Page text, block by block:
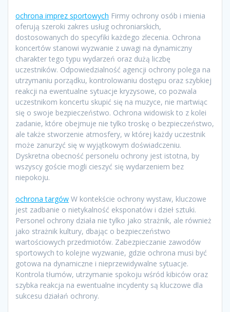
ochrona imprez sportowych Firmy ochrony osób i mienia
oferują szeroki zakres usług ochroniarskich,
dostosowanych do specyfiki każdego zlecenia. Ochrona
koncertów stanowi wyzwanie z uwagi na dynamiczny
charakter tego typu wydarzeń oraz dużą liczbę
uczestników. Odpowiedzialność agencji ochrony polega na
utrzymaniu porządku, kontrolowaniu dostępu oraz szybkiej
reakcji na ewentualne sytuacje kryzysowe, co pozwala
uczestnikom koncertu skupić się na muzyce, nie martwiąc
się o swoje bezpieczeństwo. Ochrona widowisk to z kolei
zadanie, które obejmuje nie tylko troskę o bezpieczeństwo,
ale także stworzenie atmosfery, w której każdy uczestnik
może zanurzyć się w wyjątkowym doświadczeniu.
Dyskretna obecność personelu ochrony jest istotna, by
wszyscy goście mogli cieszyć się wydarzeniem bez
niepokoju.
ochrona targów W kontekście ochrony wystaw, kluczowe
jest zadbanie o nietykalność eksponatów i dzieł sztuki.
Personel ochrony działa nie tylko jako strażnik, ale również
jako strażnik kultury, dbając o bezpieczeństwo
wartościowych przedmiotów. Zabezpieczanie zawodów
sportowych to kolejne wyzwanie, gdzie ochrona musi być
gotowa na dynamiczne i nieprzewidywalne sytuacje.
Kontrola tłumów, utrzymanie spokoju wśród kibiców oraz
szybka reakcja na ewentualne incydenty są kluczowe dla
sukcesu działań ochrony.